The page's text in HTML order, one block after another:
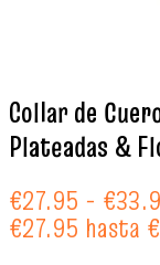
Collar de
Plateadas &
€27.95 - €
€27.95 hasta